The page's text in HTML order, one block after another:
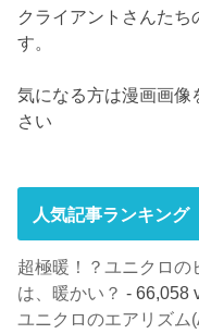
クライアントさんたち
す。
気になる方は漫画画像
さい
人気記事ランキング
超極暖！？ユニクロの
は、暖かい？ - 66,058
ユニクロのエアリズム